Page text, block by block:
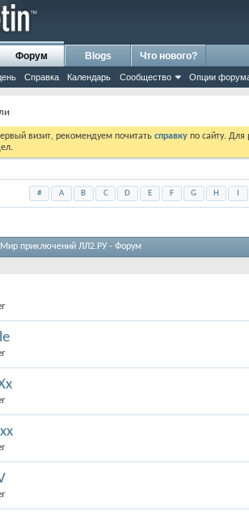
Форум
Справка Календарь Сообщество Опции
Blogs Что нового?
визит, рекомендуем почитать справку по сайту.
# A B C D E F G H
Мир приключений ЛЛ2.РУ - Форум